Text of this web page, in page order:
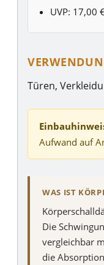
UVP: 17,00
Türen,
Aufwand auf
WAS IST
Die
vergleichbar
die